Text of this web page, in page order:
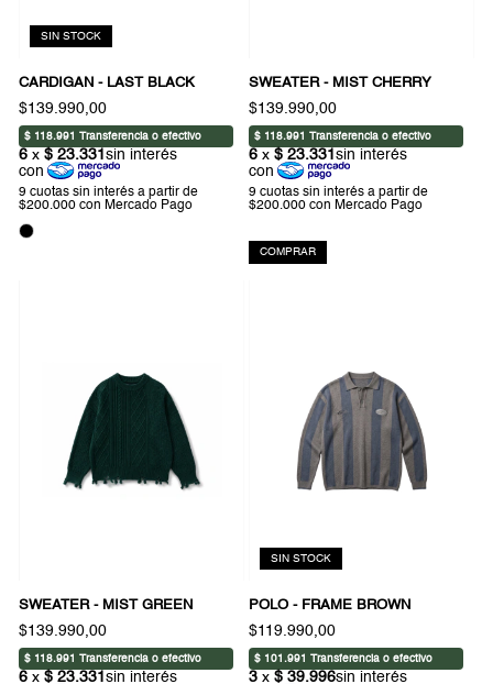
SIN STOCK
CARDIGAN - LAST BLACK
$139.990,00
SWEATER - MIST CHERRY
$139.990,00
COMPRAR
SWEATER - MIST GREEN
$139.990,00
SIN STOCK
POLO - FRAME BROWN
$119.990,00